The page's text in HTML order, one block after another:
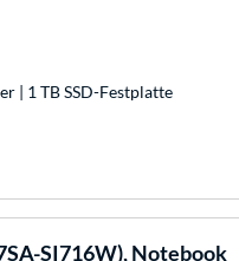
| 1 TB SSD-Festplatte
SI716W), Notebook